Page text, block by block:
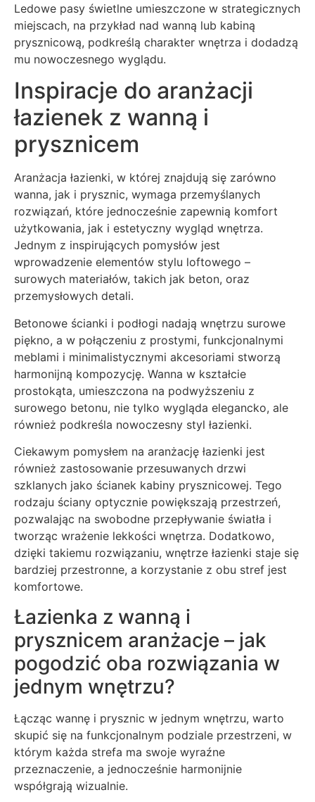
Ledowe pasy świetlne umieszczone w strategicznych
miejscach, na przykład nad wanną lub kabiną
prysznicową, podkreślą charakter wnętrza i dodadzą
mu nowoczesnego wyglądu.
Inspiracje do aranżacji
łazienek z wanną i
prysznicem
Aranżacja łazienki, w której znajdują się zarówno
wanna, jak i prysznic, wymaga przemyślanych
rozwiązań, które jednocześnie zapewnią komfort
użytkowania, jak i estetyczny wygląd wnętrza.
Jednym z inspirujących pomysłów jest
wprowadzenie elementów stylu loftowego –
surowych materiałów, takich jak beton, oraz
przemysłowych detali.
Betonowe ścianki i podłogi nadają wnętrzu surowe
piękno, a w połączeniu z prostymi, funkcjonalnymi
meblami i minimalistycznymi akcesoriami stworzą
harmonijną kompozycję. Wanna w kształcie
prostokąta, umieszczona na podwyższeniu z
surowego betonu, nie tylko wygląda elegancko, ale
również podkreśla nowoczesny styl łazienki.
Ciekawym pomysłem na aranżację łazienki jest
również zastosowanie przesuwanych drzwi
szklanych jako ścianek kabiny prysznicowej. Tego
rodzaju ściany optycznie powiększają przestrzeń,
pozwalając na swobodne przepływanie światła i
tworząc wrażenie lekkości wnętrza. Dodatkowo,
dzięki takiemu rozwiązaniu, wnętrze łazienki staje się
bardziej przestronne, a korzystanie z obu stref jest
komfortowe.
Łazienka z wanną i
prysznicem aranżacje – jak
pogodzić oba rozwiązania w
jednym wnętrzu?
Łącząc wannę i prysznic w jednym wnętrzu, warto
skupić się na funkcjonalnym podziale przestrzeni, w
którym każda strefa ma swoje wyraźne
przeznaczenie, a jednocześnie harmonijnie
współgrają wizualnie.